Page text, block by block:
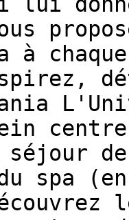
à
séjour
spa